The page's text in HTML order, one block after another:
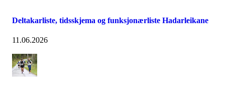
Deltakarliste, tidsskjema og funksjonærliste Hadarleikane
11.06.2026